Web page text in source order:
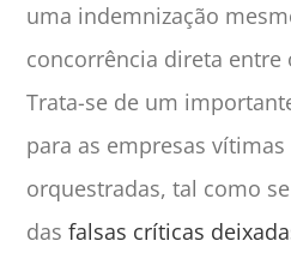
uma indemnização
concorrência direta entre
Trata-se de um
para as empresas
orquestradas, tal como
dasfalsas críticas